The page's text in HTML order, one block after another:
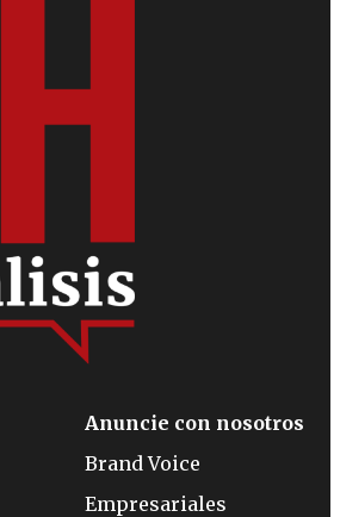
Anuncie con nosotros
Brand Voice
Empresariales